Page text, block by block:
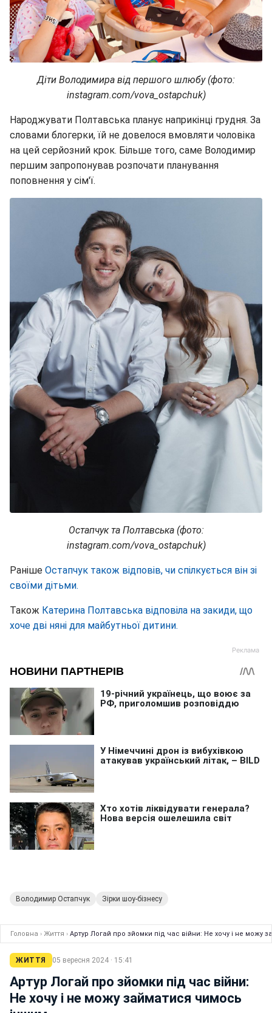
Діти Володимира від першого шлюбу (фото:
instagram.com/vova_ostapchuk)
Народжувати Полтавська планує наприкінці грудня. За
словами блогерки, їй не довелося вмовляти чоловіка
на цей серйозний крок. Більше того, саме Володимир
першим запропонував розпочати планування
поповнення у сім'ї.
Остапчук та Полтавська (фото:
instagram.com/vova_ostapchuk)
Раніше Остапчук також відповів, чи спілкується він зі
своїми дітьми.
Також Катерина Полтавська відповіла на закиди, що
хоче дві няні для майбутньої дитини.
Володимир Остапчук Зірки шоу-бізнесу
Головна › Життя › Артур Логай про зйомки під час війни: Не хочу і не можу
ЖИТТЯ 05 вересня 2024 · 15:41
Артур Логай про зйомки під час війни:
Не хочу і не можу займатися чимось